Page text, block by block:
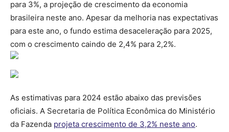
para 3%, a projeção de crescimento da economia
brasileira neste ano. Apesar da melhoria nas expectativas
para este ano, o fundo estima desaceleração para 2025,
com o crescimento caindo de 2,4% para 2,2%.
As estimativas para 2024 estão abaixo das previsões
oficiais. A Secretaria de Política Econômica do Ministério
da Fazenda projeta crescimento de 3,2% neste ano.